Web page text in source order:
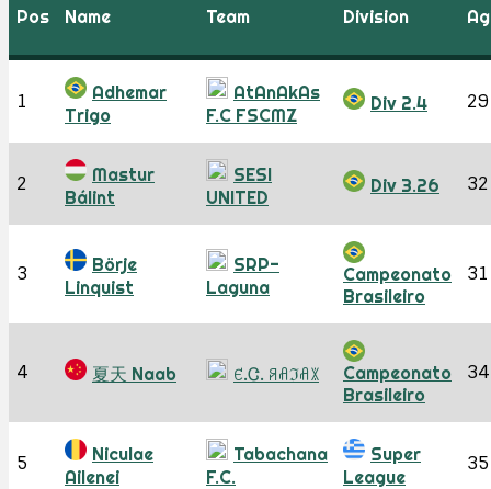
Pos Name Team Division
1
Adhemar
Trigo
AtAnAkAs
F.C FSCMZ
Div 2.4 29
2
Mastur
Bálint
SESI
UNITED
Div 3.26 32
3
Börje
Linquist
SRP-
Laguna
Campeonato
Brasileiro
31
4 夏天 Naab ꑿ.Ꮳ. ꋪꋬℑꋬꇓ
Campeonato
Brasileiro
34
5
Niculae
Ailenei
Tabachana
F.C.
Super
League
35